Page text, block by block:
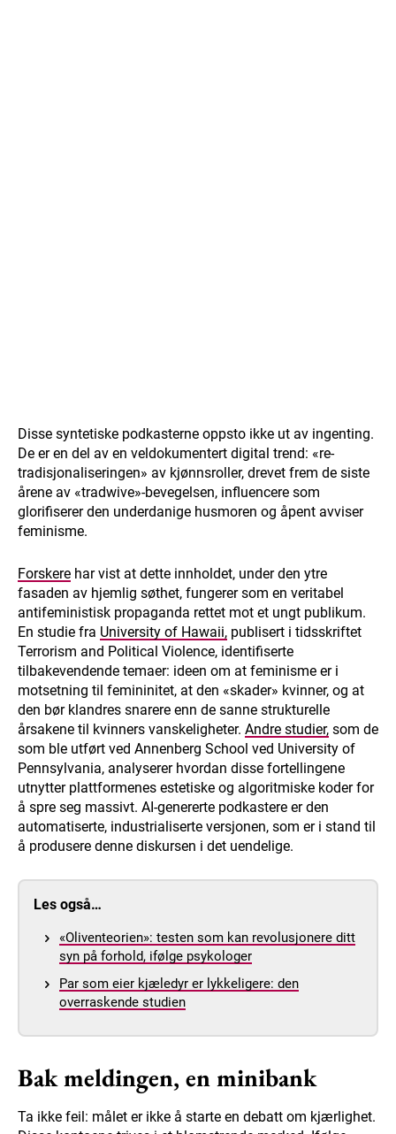
Disse syntetiske podkasterne oppsto ikke ut av ingenting.
De er en del av en veldokumentert digital trend: «re-
tradisjonaliseringen» av kjønnsroller, drevet frem de siste
årene av «tradwive»-bevegelsen, influencere som
glorifiserer den underdanige husmoren og åpent avviser
feminisme.
Forskere har vist at dette innholdet, under den ytre
fasaden av hjemlig søthet, fungerer som en veritabel
antifeministisk propaganda rettet mot et ungt publikum.
En studie fra University of Hawaii, publisert i tidsskriftet
Terrorism and Political Violence, identifiserte
tilbakevendende temaer: ideen om at feminisme er i
motsetning til femininitet, at den «skader» kvinner, og at
den bør klandres snarere enn de sanne strukturelle
årsakene til kvinners vanskeligheter. Andre studier, som de
som ble utført ved Annenberg School ved University of
Pennsylvania, analyserer hvordan disse fortellingene
utnytter plattformenes estetiske og algoritmiske koder for
å spre seg massivt. AI-genererte podkastere er den
automatiserte, industrialiserte versjonen, som er i stand til
å produsere denne diskursen i det uendelige.
Les også…
«Oliventeorien»: testen som kan revolusjonere ditt
syn på forhold, ifølge psykologer
Par som eier kjæledyr er lykkeligere: den
overraskende studien
Bak meldingen, en minibank
Ta ikke feil: målet er ikke å starte en debatt om kjærlighet.